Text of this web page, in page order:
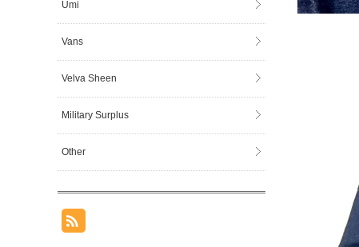
Umi
Vans
Velva Sheen
Military Surplus
Other